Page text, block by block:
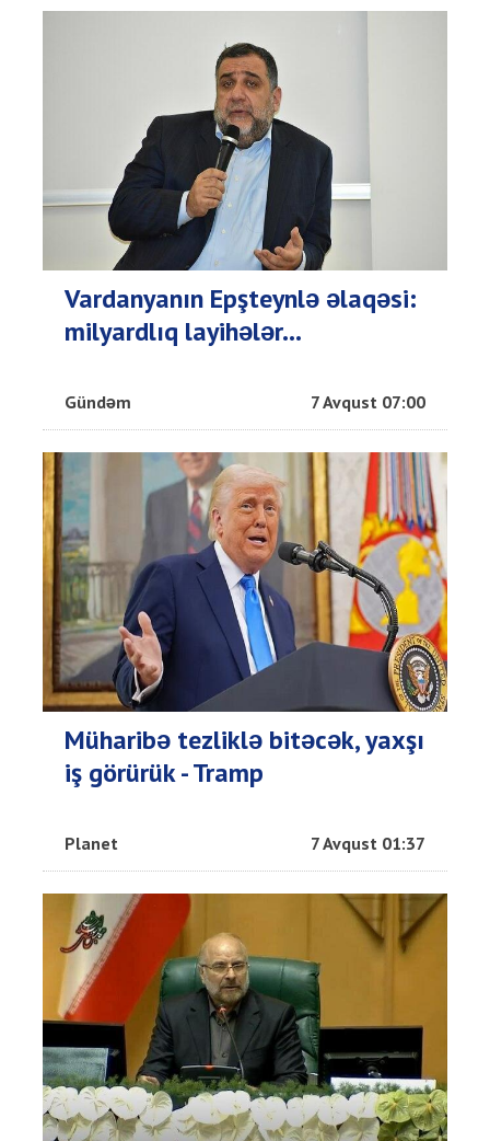
Vardanyanın Epşteynlə əlaqəsi:
milyardlıq layihələr...
Gündəm 7 Avqust 07:00
Müharibə tezliklə bitəcək, yaxşı
iş görürük - Tramp
Planet 7 Avqust 01:37